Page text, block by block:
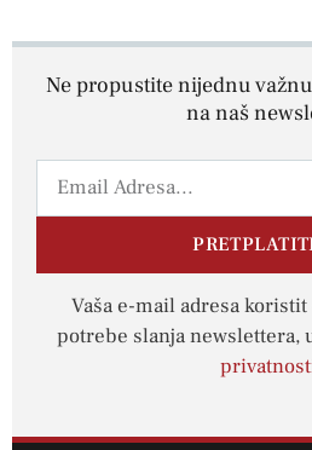
Ne propustite nijednu
na naš
Vaša e-mail adresa
potrebe slanja newslettera,